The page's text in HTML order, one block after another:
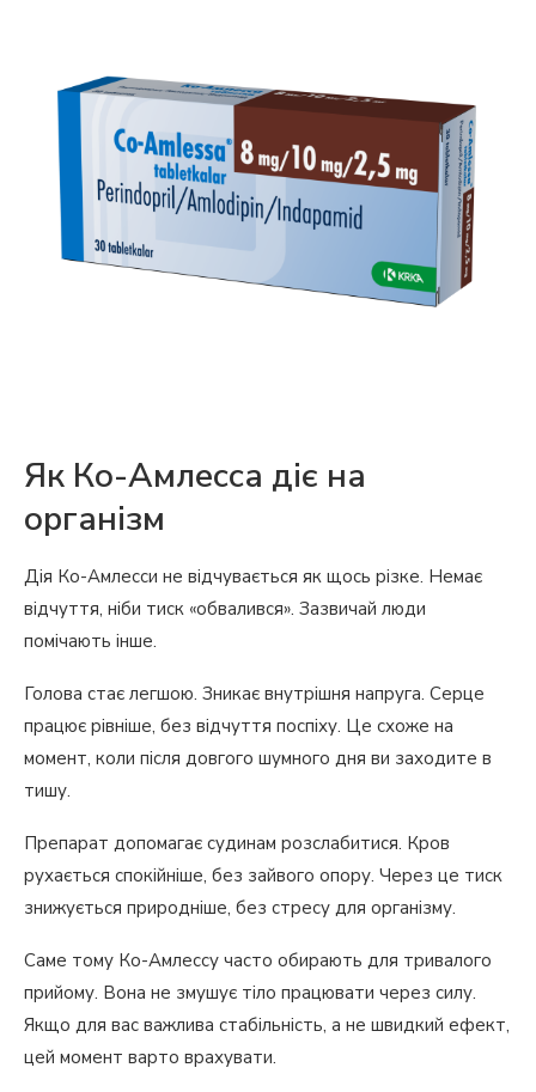
Як Ко-Амлесса діє на
організм
Дія Ко-Амлесси не відчувається як щось різке. Немає
відчуття, ніби тиск «обвалився». Зазвичай люди
помічають інше.
Голова стає легшою. Зникає внутрішня напруга. Серце
працює рівніше, без відчуття поспіху. Це схоже на
момент, коли після довгого шумного дня ви заходите в
тишу.
Препарат допомагає судинам розслабитися. Кров
рухається спокійніше, без зайвого опору. Через це тиск
знижується природніше, без стресу для організму.
Саме тому Ко-Амлессу часто обирають для тривалого
прийому. Вона не змушує тіло працювати через силу.
Якщо для вас важлива стабільність, а не швидкий ефект,
цей момент варто врахувати.